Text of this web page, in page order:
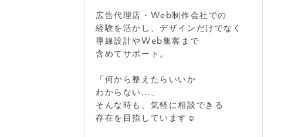
広告代理店・Web制作会社での
経験を活かし、デザインだけでなく
導線設計やWeb集客まで
含めてサポート。
「何から整えたらいいか
わからない…」
そんな時も、気軽に相談できる
存在を目指しています☺️